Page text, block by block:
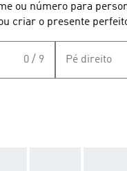
ou número para
criar o presente
0 / 9 Pé direito